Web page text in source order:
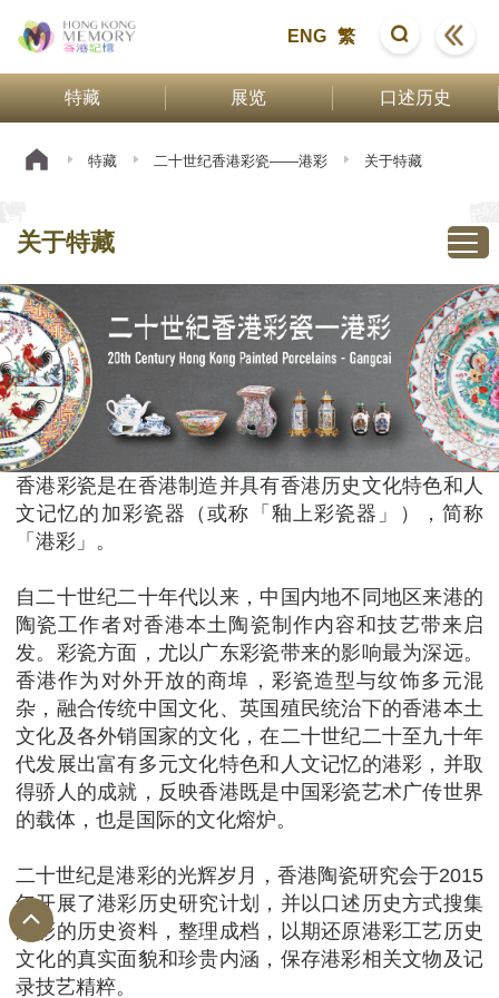
ENG 繁
特藏 展览 口述历史
特藏 二十世纪香港彩瓷——港彩 关于特藏
关于特藏
香港彩瓷是在香港制造并具有香港历史文化特色和人
文记忆的加彩瓷器（或称「釉上彩瓷器」），简称
「港彩」。
自二十世纪二十年代以来，中国内地不同地区来港的
陶瓷工作者对香港本土陶瓷制作内容和技艺带来启
发。彩瓷方面，尤以广东彩瓷带来的影响最为深远。
香港作为对外开放的商埠，彩瓷造型与纹饰多元混
杂，融合传统中国文化、英国殖民统治下的香港本土
文化及各外销国家的文化，在二十世纪二十至九十年
代发展出富有多元文化特色和人文记忆的港彩，并取
得骄人的成就，反映香港既是中国彩瓷艺术广传世界
的载体，也是国际的文化熔炉。
二十世纪是港彩的光辉岁月，香港陶瓷研究会于2015
年开展了港彩历史研究计划，并以口述历史方式搜集
港彩的历史资料，整理成档，以期还原港彩工艺历史
文化的真实面貌和珍贵内涵，保存港彩相关文物及记
录技艺精粹。